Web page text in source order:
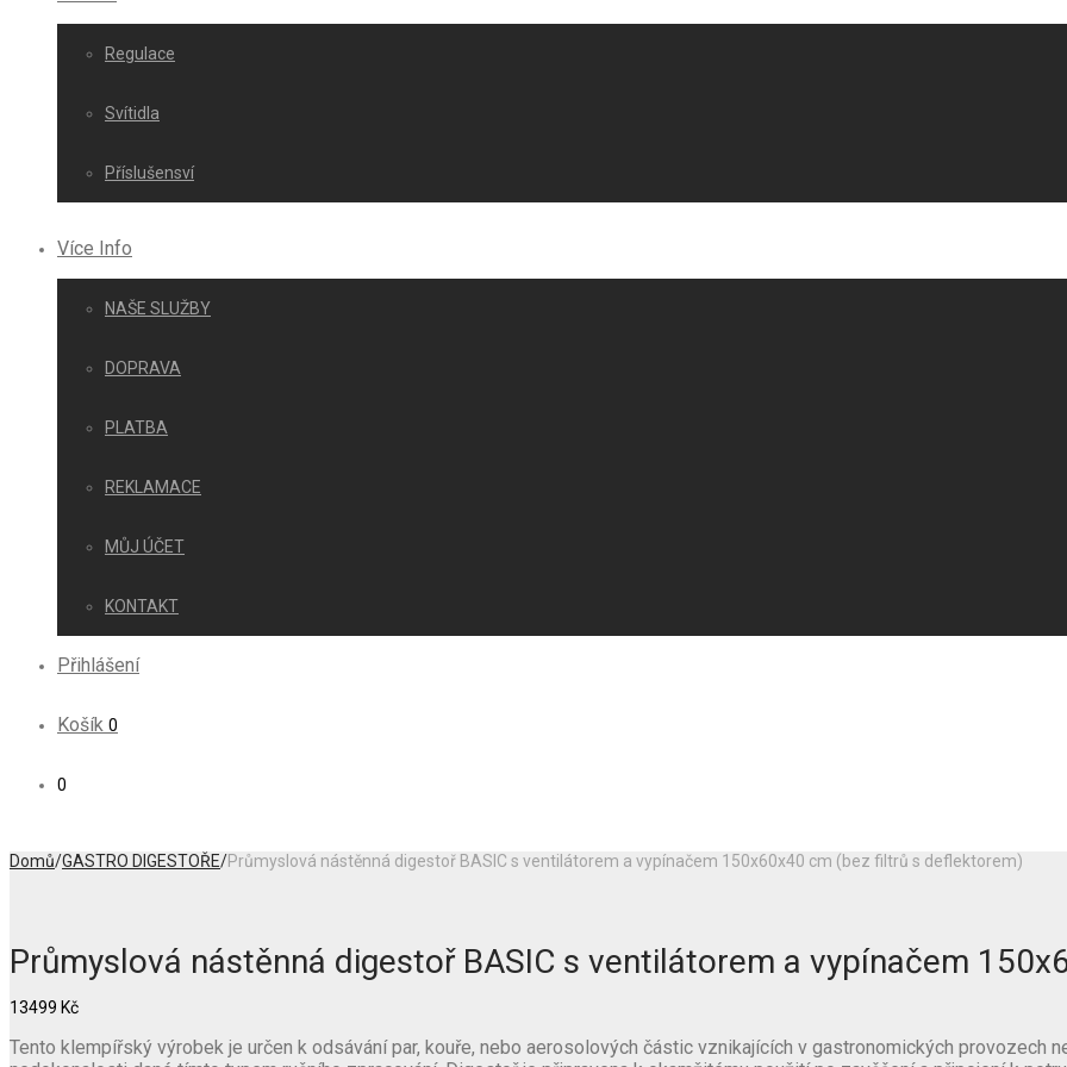
Regulace
Svítidla
Příslušensví
Více Info
NAŠE SLUŽBY
DOPRAVA
PLATBA
REKLAMACE
MŮJ ÚČET
KONTAKT
Přihlášení
Košík 0
0
Domů/GASTRO DIGESTOŘE/Průmyslová nástěnná digestoř BASIC s ventilátorem a vypínačem 150x60x40 cm (bez filtrů s deflektorem)
Průmyslová nástěnná digestoř BASIC s ventilátorem a vypínačem
13499 Kč
Tento klempířský výrobek je určen k odsávání par, kouře, nebo aerosolových částic vznikajících v gastronomických provozech